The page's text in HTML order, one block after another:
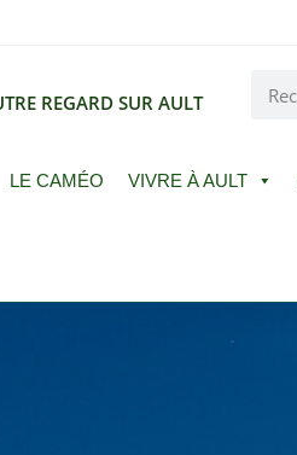
REGARD SUR AULT
LE CAMÉO VIVRE À AULT